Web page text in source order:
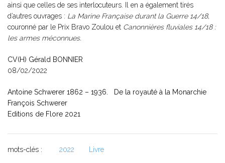
ainsi que celles de ses interlocuteurs. Il en a également tirés
d’autres ouvrages : La Marine Française durant la Guerre 14/18,
couronné par le Prix Bravo Zoulou et Canonnières fluviales 14/18 :
les armes méconnues.
CV(H) Gérald BONNIER
08/02/2022
Antoine Schwerer 1862 – 1936. De la royauté à la Monarchie
François Schwerer
Editions de Flore 2021
mots-clés : 2022 Livre